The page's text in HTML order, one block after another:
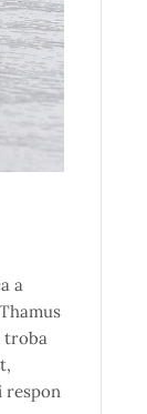
a
troba
respon